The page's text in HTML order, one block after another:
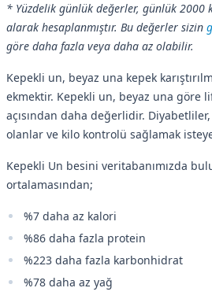
* Yüzdelik günlük değerler, günlük
alarak hesaplanmıştır. Bu değerler sizin
göre daha fazla veya daha az olabilir.
Kepekli un, beyaz una kepek
ekmektir. Kepekli un, beyaz una göre
açısından daha değerlidir.
olanlar ve kilo kontrolü sağlamak
Kepekli Un besini veritabanımızda
ortalamasından;
%7 daha az kalori
%86 daha fazla protein
%223 daha fazla karbonhidrat
%78 daha az yağ